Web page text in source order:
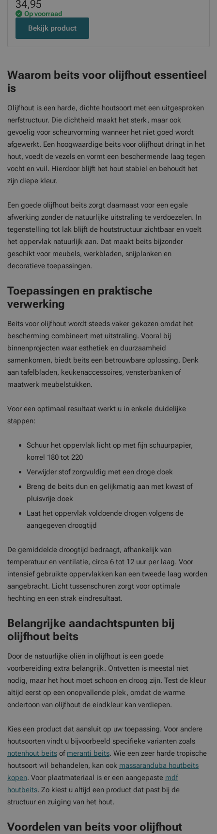
34,95
Op voorraad
Bekijk product
Waarom beits voor olijfhout essentieel
is
Olijfhout is een harde, dichte houtsoort met een uitgesproken
nerfstructuur. Die dichtheid maakt het sterk, maar ook
gevoelig voor scheurvorming wanneer het niet goed wordt
afgewerkt. Een hoogwaardige beits voor olijfhout dringt in het
hout, voedt de vezels en vormt een beschermende laag tegen
vocht en vuil. Hierdoor blijft het hout stabiel en behoudt het
zijn diepe kleur.
Een goede olijfhout beits zorgt daarnaast voor een egale
afwerking zonder de natuurlijke uitstraling te verdoezelen. In
tegenstelling tot lak blijft de houtstructuur zichtbaar en voelt
het oppervlak natuurlijk aan. Dat maakt beits bijzonder
geschikt voor meubels, werkbladen, snijplanken en
decoratieve toepassingen.
Toepassingen en praktische
verwerking
Beits voor olijfhout wordt steeds vaker gekozen omdat het
bescherming combineert met uitstraling. Vooral bij
binnenprojecten waar esthetiek en duurzaamheid
samenkomen, biedt beits een betrouwbare oplossing. Denk
aan tafelbladen, keukenaccessoires, vensterbanken of
maatwerk meubelstukken.
Voor een optimaal resultaat werkt u in enkele duidelijke
stappen:
Schuur het oppervlak licht op met fijn schuurpapier,
korrel 180 tot 220
Verwijder stof zorgvuldig met een droge doek
Breng de beits dun en gelijkmatig aan met kwast of
pluisvrije doek
Laat het oppervlak voldoende drogen volgens de
aangegeven droogtijd
De gemiddelde droogtijd bedraagt, afhankelijk van
temperatuur en ventilatie, circa 6 tot 12 uur per laag. Voor
intensief gebruikte oppervlakken kan een tweede laag worden
aangebracht. Licht tussenschuren zorgt voor optimale
hechting en een strak eindresultaat.
Belangrijke aandachtspunten bij
olijfhout beits
Door de natuurlijke oliën in olijfhout is een goede
voorbereiding extra belangrijk. Ontvetten is meestal niet
nodig, maar het hout moet schoon en droog zijn. Test de kleur
altijd eerst op een onopvallende plek, omdat de warme
ondertoon van olijfhout de eindkleur kan verdiepen.
Kies een product dat aansluit op uw toepassing. Voor andere
houtsoorten vindt u bijvoorbeeld specifieke varianten zoals
notenhout beits of meranti beits. Wie een zeer harde tropische
houtsoort wil behandelen, kan ook massaranduba houtbeits
kopen. Voor plaatmateriaal is er een aangepaste mdf
houtbeits. Zo kiest u altijd een product dat past bij de
structuur en zuiging van het hout.
Voordelen van beits voor olijfhout